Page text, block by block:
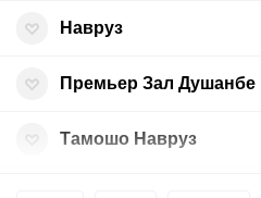
Навруз
Премьер Зал Душанбе
Тамошо Навруз